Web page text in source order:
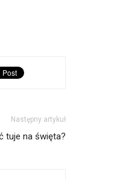
Następny artykuł
tuje na święta?